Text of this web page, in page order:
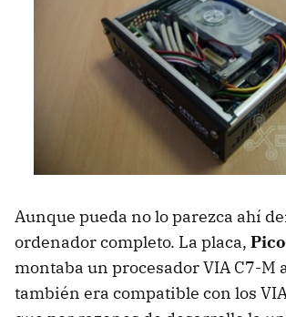
Aunque pueda no lo parezca ahí
ordenador completo. La placa,
montaba un procesador VIA C7-M
también era compatible con los